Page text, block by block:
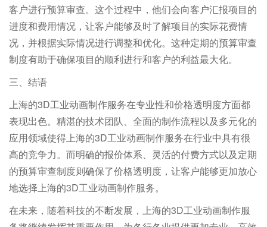
客户进行预算审查。这个过程中，他们会向客户汇报项目的
进度和费用情况，让客户能够及时了解项目的实际花费情
况，并根据实际情况进行调整和优化。这种定期的预算审查
制度有助于确保项目的顺利进行和客户的利益最大化。
三、结语
上海的3D工业动画制作服务在专业性和价格透明度方面都
表现出色。精湛的技术团队、全面的制作流程以及多元化的
应用领域使得上海的3D工业动画制作服务在行业中具有很
高的竞争力。而明确的报价体系、灵活的付费方式以及定期
的预算审查制度则确保了价格透明度，让客户能够更加放心
地选择上海的3D工业动画制作服务。
在未来，随着科技的不断发展，上海的3D工业动画制作服